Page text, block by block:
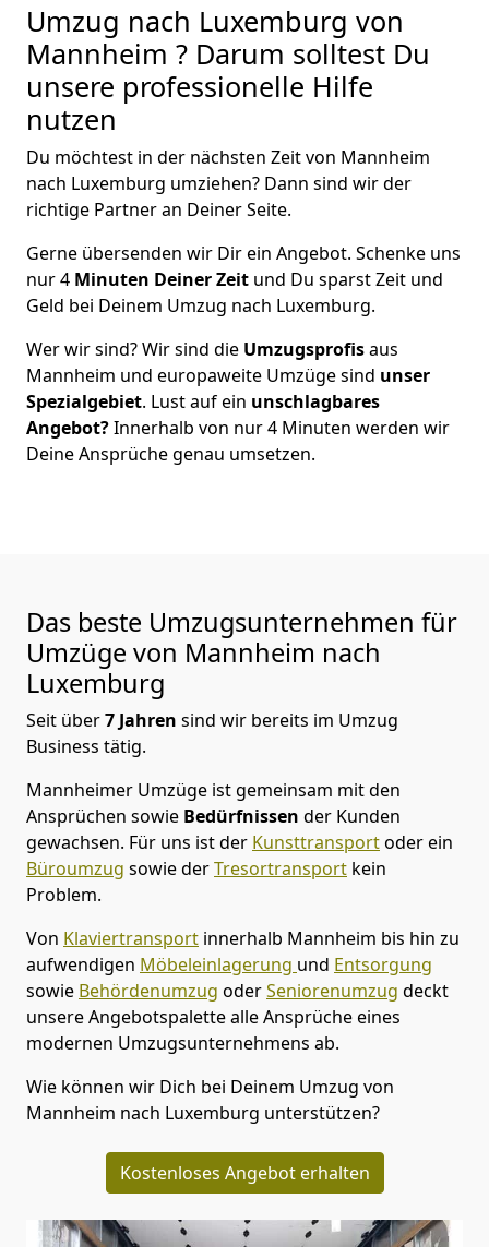
Umzug nach Luxemburg von
Mannheim ? Darum solltest Du
unsere professionelle Hilfe
nutzen
Du möchtest in der nächsten Zeit von Mannheim
nach Luxemburg umziehen? Dann sind wir der
richtige Partner an Deiner Seite.
Gerne übersenden wir Dir ein Angebot. Schenke uns
nur4 Minuten Deiner Zeit und Du sparst Zeit und
Geld bei Deinem Umzug nach Luxemburg.
Wer wir sind? Wir sind die Umzugsprofisaus
Mannheim und europaweite Umzüge sind unser
Spezialgebiet. Lust auf ein unschlagbares
Angebot?Innerhalb von nur4 Minuten werden wir
Deine Ansprüche genau umsetzen.
Das beste Umzugsunternehmen für
Umzüge von Mannheim nach
Luxemburg
Seit über7 Jahren sind wir bereits im Umzug
Business tätig.
Mannheimer Umzüge ist gemeinsam mit den
Ansprüchen sowie Bedürfnissen der Kunden
gewachsen. Für uns ist der Kunsttransportoder ein
Büroumzug sowie derTresortransport kein
Problem.
Von Klaviertransport innerhalb Mannheim bis hin zu
aufwendigen Möbeleinlagerung und Entsorgung
sowie Behördenumzug oderSeniorenumzug deckt
unsere Angebotspalette alle Ansprüche eines
modernen Umzugsunternehmens ab.
Wie können wir Dich bei Deinem Umzug von
Mannheim nach Luxemburg unterstützen?
Kostenloses Angebot erhalten